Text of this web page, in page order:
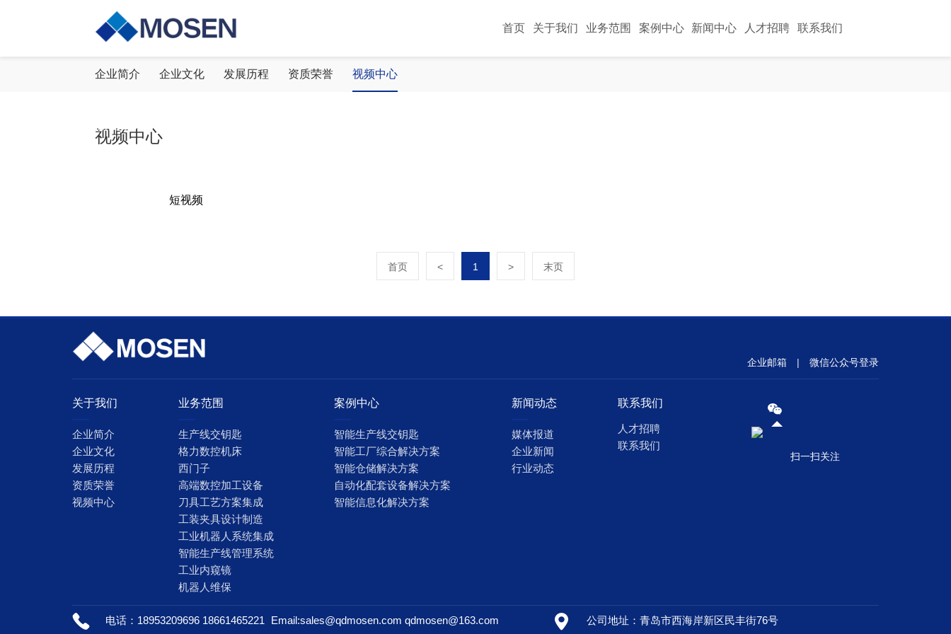
首页 关于我们 业务范围 案例中心 新闻中心 人才招聘 联系我们
视频中心
企业简介 企业文化 发展历程 资质荣誉 视频中心
视频中心
短视频
首页 < 1 > 末页
企业邮箱 | 微信公众号登录
关于我们
企业简介
企业文化
发展历程
资质荣誉
视频中心
业务范围
生产线交钥匙
格力数控机床
西门子
高端数控加工设备
刀具工艺方案集成
工装夹具设计制造
工业机器人系统集成
智能生产线管理系统
工业内窥镜
机器人维保
案例中心
智能生产线交钥匙
智能工厂综合解决方案
智能仓储解决方案
自动化配套设备解决方案
智能信息化解决方案
新闻动态
媒体报道
企业新闻
行业动态
联系我们
人才招聘
联系我们
扫一扫关注
电话：18953209696 18661465221 Email:sales@qdmosen.com qdmosen@163.com 公司地址：青岛市西海岸新区民丰街76号